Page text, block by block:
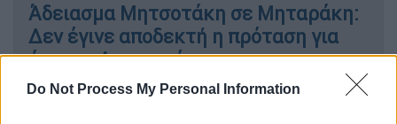
Do Not Process My Personal Information
Άδειασμα Μητσοτάκη σε Μηταράκη:
Δεν έγινε αποδεκτή η πρόταση για
έφιππη Αστυνομία